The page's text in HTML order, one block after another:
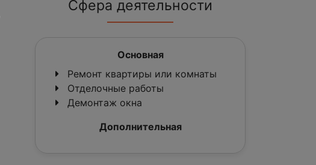
Сфера деятельности
Основная
Ремонт квартиры или комнаты
Отделочные работы
Демонтаж окна
Дополнительная